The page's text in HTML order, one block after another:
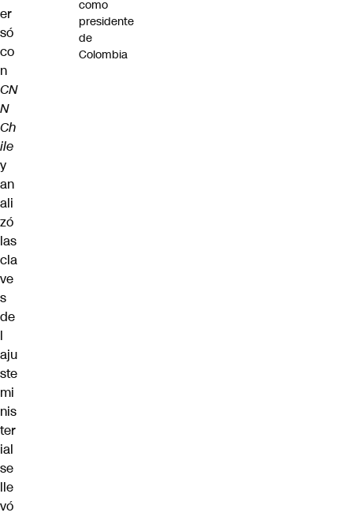
er
só
co
n
CN
N
Ch
ile
y
an
ali
zó
las
cla
ve
s
de
l
aju
ste
mi
nis
ter
ial
se
lle
vó
como
presidente
de
Colombia